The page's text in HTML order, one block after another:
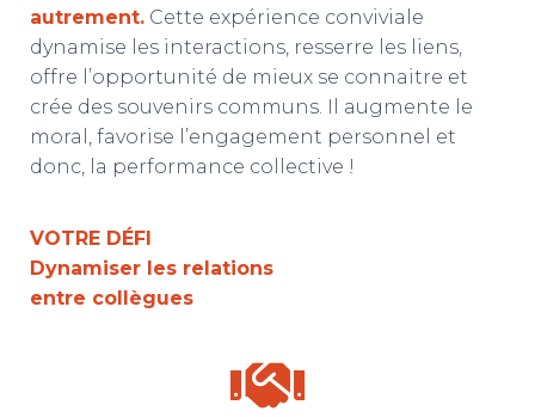
autrement. Cette expérience conviviale
dynamise les interactions, resserre les liens,
offre l’opportunité de mieux se connaitre et
crée des souvenirs communs. Il augmente le
moral, favorise l’engagement personnel et
donc, la performance collective !
VOTRE DÉFI
Dynamiser les relations
entre collègues